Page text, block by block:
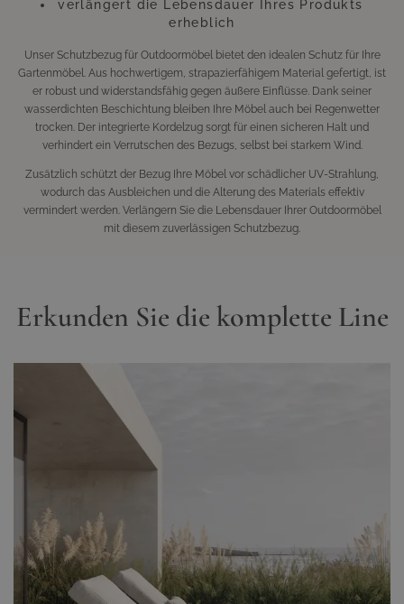
verlängert die Lebensdauer Ihres Produkts
erheblich
Unser Schutzbezug für Outdoormöbel bietet den idealen Schutz für Ihre
Gartenmöbel. Aus hochwertigem, strapazierfähigem Material gefertigt, ist
er robust und widerstandsfähig gegen äußere Einflüsse. Dank seiner
wasserdichten Beschichtung bleiben Ihre Möbel auch bei Regenwetter
trocken. Der integrierte Kordelzug sorgt für einen sicheren Halt und
verhindert ein Verrutschen des Bezugs, selbst bei starkem Wind.
Zusätzlich schützt der Bezug Ihre Möbel vor schädlicher UV-Strahlung,
wodurch das Ausbleichen und die Alterung des Materials effektiv
vermindert werden. Verlängern Sie die Lebensdauer Ihrer Outdoormöbel
mit diesem zuverlässigen Schutzbezug.
Erkunden Sie die komplette Line